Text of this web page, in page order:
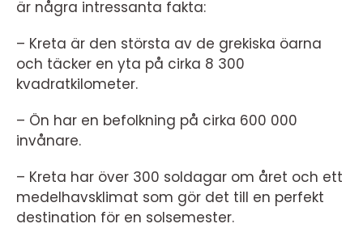
är några intressanta fakta:
– Kreta är den största av de grekiska öarna
och täcker en yta på cirka 8 300
kvadratkilometer.
– Ön har en befolkning på cirka 600 000
invånare.
– Kreta har över 300 soldagar om året och ett
medelhavsklimat som gör det till en perfekt
destination för en solsemester.